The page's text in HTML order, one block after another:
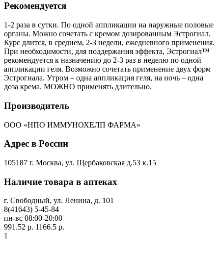
Рекомендуется
1-2 раза в сутки. По одной аппликации на наружные половые
органы. Можно сочетать с кремом дозированным Эстрогиал.
Курс длится, в среднем, 2-3 недели, ежедневного применения.
При необходимости, для поддержания эффекта, Эстрогиал™
рекомендуется к назначению до 2-3 раз в неделю по одной
аппликации геля. Возможно сочетать применение двух форм
Эстрогиала. Утром – одна аппликация геля, на ночь – одна
доза крема. МОЖНО применять длительно.
Производитель
ООО «НПО ИММУНОХЕЛП ФАРМА»
Адрес в России
105187 г. Москва, ул. Щербаковская д.53 к.15
Наличие товара в аптеках
г. Свободный, ул. Ленина, д. 101
8(41643) 5-45-84
пн-вс 08:00-20:00
991.52 р. 1166.5 р.
1